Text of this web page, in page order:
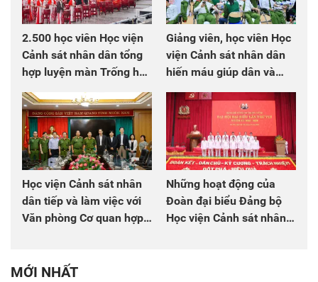
2.500 học viên Học viện
Cảnh sát nhân dân tổng
hợp luyện màn Trống hội
chào mừng Đại hội Đảng
Giảng viên, học viên Học
viện Cảnh sát nhân dân
hiến máu giúp dân và
đồng đội
Học viện Cảnh sát nhân
dân tiếp và làm việc với
Văn phòng Cơ quan hợp
Những hoạt động của
Đoàn đại biểu Đảng bộ
Học viện Cảnh sát nhân
MỚI NHẤT